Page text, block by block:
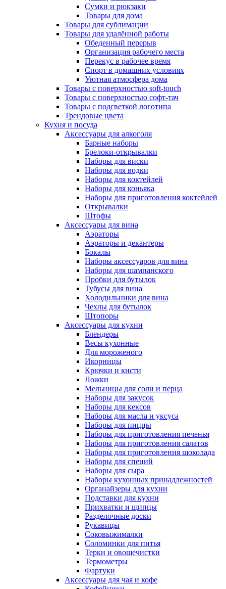
Сумки и рюкзаки
Товары для дома
Товары для сублимации
Товары для удалённой работы
Обеденный перерыв
Организация рабочего места
Перекус в рабочее время
Спорт в домашних условиях
Уютная атмосфера дома
Товары с поверхностью soft-touch
Товары с поверхностью софт-тач
Товары с подсветкой логотипа
Трендовые цвета
Кухня и посуда
Аксессуары для алкоголя
Барные наборы
Брелоки-открывалки
Наборы для виски
Наборы для водки
Наборы для коктейлей
Наборы для коньяка
Наборы для приготовления коктейлей
Открывалки
Штофы
Аксессуары для вина
Аэраторы
Аэраторы и декантеры
Бокалы
Наборы аксессуаров для вина
Наборы для шампанского
Пробки для бутылок
Тубусы для вина
Холодильники для вина
Чехлы для бутылок
Штопоры
Аксессуары для кухни
Блендеры
Весы кухонные
Для мороженого
Икорницы
Крючки и кисти
Ложки
Мельницы для соли и перца
Наборы для закусок
Наборы для кексов
Наборы для масла и уксуса
Наборы для пиццы
Наборы для приготовления печенья
Наборы для приготовления салатов
Наборы для приготовления шоколада
Наборы для специй
Наборы для сыра
Наборы кухонных принадлежностей
Органайзеры для кухни
Подставки для кухни
Прихватки и щипцы
Разделочные доски
Рукавицы
Соковыжималки
Соломинки для питья
Терки и овощечистки
Термометры
Фартуки
Аксессуары для чая и кофе